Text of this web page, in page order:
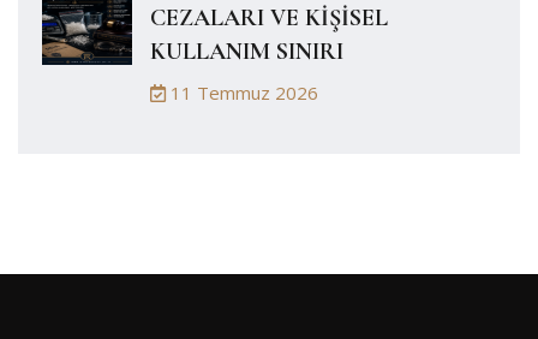
CEZALARI VE KİŞİSEL
KULLANIM SINIRI
11 Temmuz 2026